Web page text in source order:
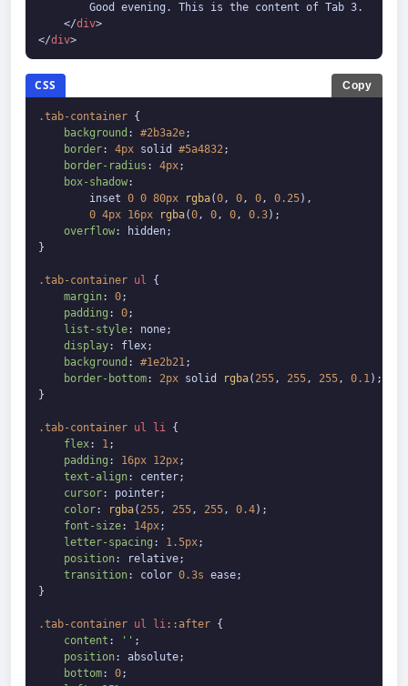
        Good evening. This is the content of Tab 3.
</div>
</div>
CSS Copy
.tab-container {
background : #2b3a2e;
border: 4px solid #5a4832;
border-radius : 4px;
box-shadow:
        inset
0 0 80px rgba(0, 0, 0, 0.25),
0 4px 16px rgba(0, 0, 0, 0.3);
overflow: hidden;
}
.tab-container ul {
margin: 0;
padding : 0;
list-style: none;
display: flex;
background : #1e2b21;
border-bottom: 2px solid rgba( 255, 255, 255, 0.1);
}
.tab-container ul li {
flex: 1;
padding : 16px 12px;
text-align: center;
cursor: pointer;
color: rgba( 255, 255, 255, 0.4);
font-size: 14px;
letter-spacing : 1.5px;
position: relative;
transition: color 0.3s ease;
}
.tab-container ul li::after {
content : '' ;
position: absolute;
bottom: 0;